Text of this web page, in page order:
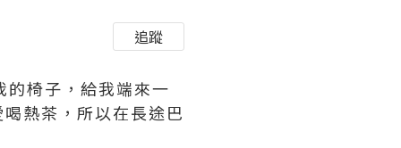
追蹤
椅子，給我端來一
熱茶，所以在長途巴